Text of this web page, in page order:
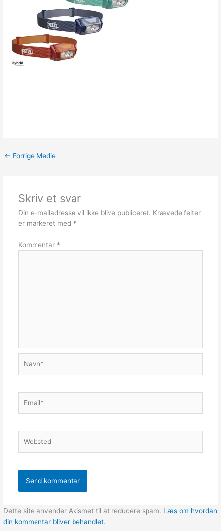
← Forrige Medie
Skriv et svar
Din e-mailadresse vil ikke blive publiceret. Krævede felter
er markeret med *
Kommentar *
Dette site anvender Akismet til at reducere spam. Læs om hvordan
din kommentar bliver behandlet.